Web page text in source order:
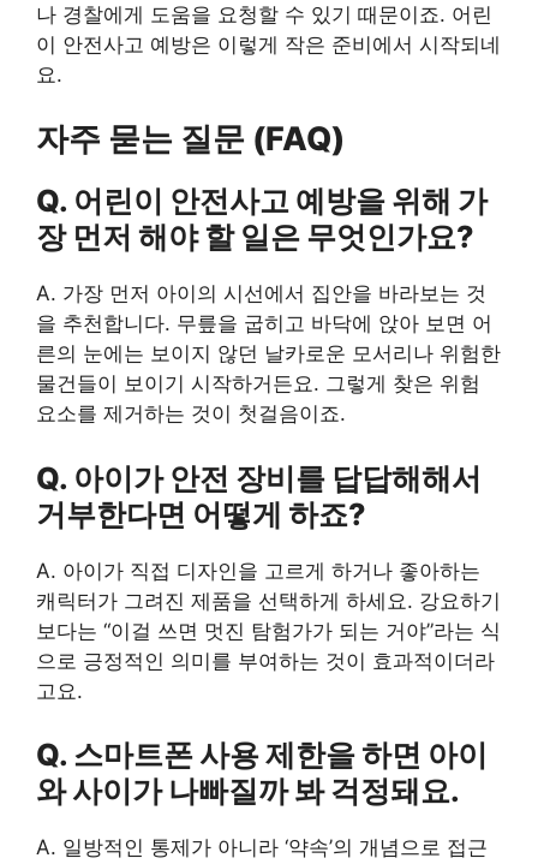
나 경찰에게 도움을 요청할 수 있기 때문이죠. 어린
이 안전사고 예방은 이렇게 작은 준비에서 시작되네
요.
자주 묻는 질문 (FAQ)
Q. 어린이 안전사고 예방을 위해 가
장 먼저 해야 할 일은 무엇인가요?
A. 가장 먼저 아이의 시선에서 집안을 바라보는 것
을 추천합니다. 무릎을 굽히고 바닥에 앉아 보면 어
른의 눈에는 보이지 않던 날카로운 모서리나 위험한
물건들이 보이기 시작하거든요. 그렇게 찾은 위험
요소를 제거하는 것이 첫걸음이죠.
Q. 아이가 안전 장비를 답답해해서
거부한다면 어떻게 하죠?
A. 아이가 직접 디자인을 고르게 하거나 좋아하는
캐릭터가 그려진 제품을 선택하게 하세요. 강요하기
보다는 “이걸 쓰면 멋진 탐험가가 되는 거야”라는 식
으로 긍정적인 의미를 부여하는 것이 효과적이더라
고요.
Q. 스마트폰 사용 제한을 하면 아이
와 사이가 나빠질까 봐 걱정돼요.
A. 일방적인 통제가 아니라 ‘약속’의 개념으로 접근